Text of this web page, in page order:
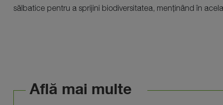
sălbatice pentru a sprijini biodiversitatea, menținând în
Află mai multe